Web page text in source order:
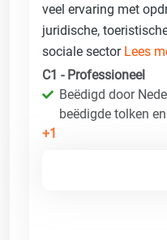
veel ervaring met
juridische,
sociale sector Lees
C1 - Professioneel
Beëdigd door
beëdigde tolken
+1